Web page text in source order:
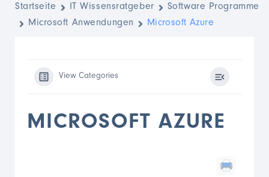
Startseite IT Wissensratgeber
Software Programme
Microsoft Anwendungen
Microsoft Azure
View Categories
MICROSOFT AZURE